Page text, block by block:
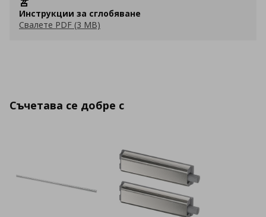
Инструкции за сглобяване
Свалете PDF (3 MB)
Съчетава се добре с